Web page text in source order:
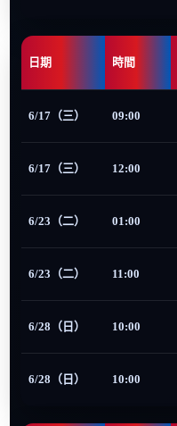
日期 時間
6/17（三） 09:00
6/17（三） 12:00
6/23（二） 01:00
6/23（二） 11:00
6/28（日） 10:00
6/28（日） 10:00